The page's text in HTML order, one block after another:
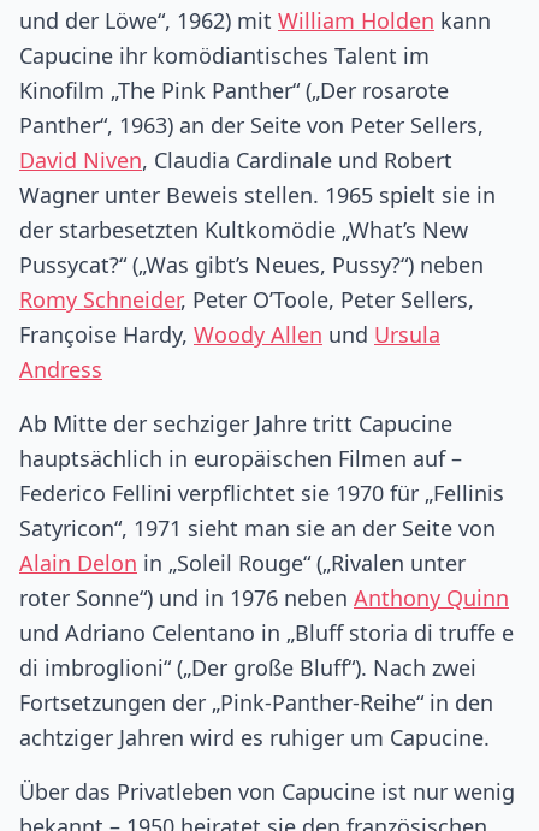
und der Löwe“, 1962) mit William Holden kann
Capucine ihr komödiantisches Talent im
Kinofilm „The Pink Panther“ („Der rosarote
Panther“, 1963) an der Seite von Peter Sellers,
David Niven, Claudia Cardinale und Robert
Wagner unter Beweis stellen. 1965 spielt sie in
der starbesetzten Kultkomödie „What’s New
Pussycat?“ („Was gibt’s Neues, Pussy?“) neben
Romy Schneider, Peter O’Toole, Peter Sellers,
Françoise Hardy, Woody Allen und Ursula
Andress
Ab Mitte der sechziger Jahre tritt Capucine
hauptsächlich in europäischen Filmen auf –
Federico Fellini verpflichtet sie 1970 für „Fellinis
Satyricon“, 1971 sieht man sie an der Seite von
Alain Delon in „Soleil Rouge“ („Rivalen unter
roter Sonne“) und in 1976 neben Anthony Quinn
und Adriano Celentano in „Bluff storia di truffe e
di imbroglioni“ („Der große Bluff“). Nach zwei
Fortsetzungen der „Pink-Panther-Reihe“ in den
achtziger Jahren wird es ruhiger um Capucine.
Über das Privatleben von Capucine ist nur wenig